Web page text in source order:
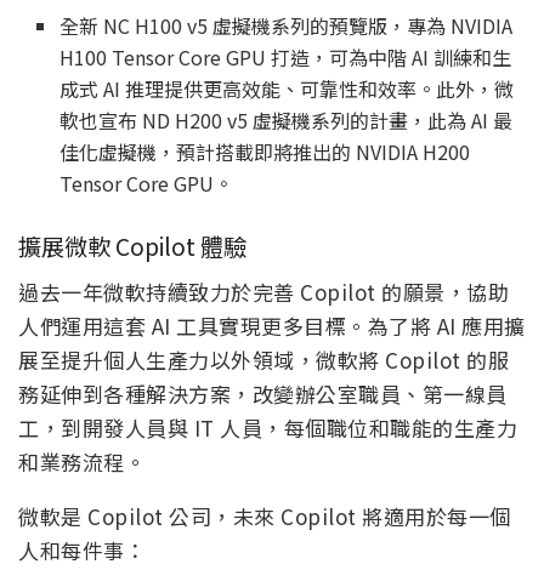
全新 NC H100 v5 虛擬機系列的預覽版，專為 NVIDIA
H100 Tensor Core GPU 打造，可為中階 AI 訓練和生
成式 AI 推理提供更高效能、可靠性和效率。此外，微
軟也宣布 ND H200 v5 虛擬機系列的計畫，此為 AI 最
佳化虛擬機，預計搭載即將推出的 NVIDIA H200
Tensor Core GPU。
擴展微軟 Copilot 體驗
過去一年微軟持續致力於完善 Copilot 的願景，協助
人們運用這套 AI 工具實現更多目標。為了將 AI 應用擴
展至提升個人生產力以外領域，微軟將 Copilot 的服
務延伸到各種解決方案，改變辦公室職員、第一線員
工，到開發人員與 IT 人員，每個職位和職能的生產力
和業務流程。
微軟是 Copilot 公司，未來 Copilot 將適用於每一個
人和每件事：